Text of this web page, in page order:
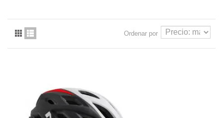
Ordenar por